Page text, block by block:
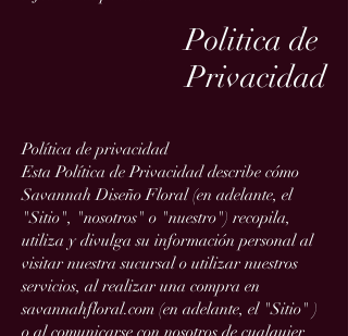
Politica de
Privacidad
Política de privacidad
Esta Política de Privacidad describe cómo
Savannah Diseño Floral (en adelante, el
"Sitio", "nosotros" o "nuestro") recopila,
utiliza y divulga su información personal al
visitar nuestra sucursal o utilizar nuestros
servicios, al realizar una compra en
savannahfloral.com (en adelante, el "Sitio" )
o al comunicarse con nosotros de cualquier